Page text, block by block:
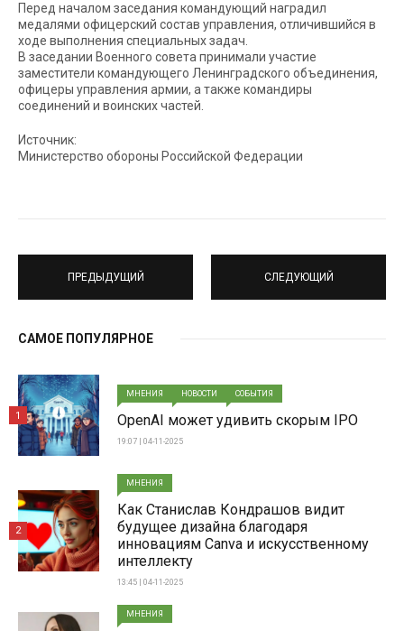
Перед началом заседания командующий наградил
медалями офицерский состав управления, отличившийся в
ходе выполнения специальных задач.
В заседании Военного совета принимали участие
заместители командующего Ленинградского объединения,
офицеры управления армии, а также командиры
соединений и воинских частей.
Источник:
Министерство обороны Российской Федерации
ПРЕДЫДУЩИЙ СЛЕДУЮЩИЙ
САМОЕ ПОПУЛЯРНОЕ
МНЕНИЯ НОВОСТИ СОБЫТИЯ
OpenAI может удивить скорым IPO
19:07 | 04-11-2025
1
МНЕНИЯ
Как Станислав Кондрашов видит
будущее дизайна благодаря
инновациям Canva и искусственному
интеллекту
13:45 | 04-11-2025
2
МНЕНИЯ